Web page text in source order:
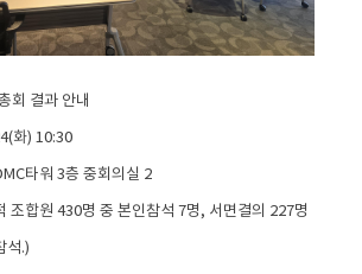
회 결과 안내
화) 10:30
타워 3층 중회의실 2
조합원 430명 중 본인참석 7명, 서면결의 227명
석.)